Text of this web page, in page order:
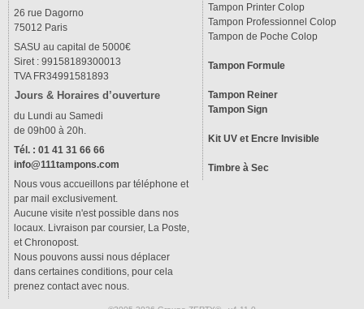
26 rue Dagorno
75012 Paris
SASU au capital de 5000€
Siret : 99158189300013
TVA FR34991581893
Jours & Horaires d’ouverture
du Lundi au Samedi
de 09h00 à 20h.
Tél. : 01 41 31 66 66
info@111tampons.com
Nous vous accueillons par téléphone et
par mail exclusivement.
Aucune visite n'est possible dans nos
locaux. Livraison par coursier, La Poste,
et Chronopost.
Nous pouvons aussi nous déplacer
dans certaines conditions, pour cela
prenez contact avec nous.
Tampon Printer Colop
Tampon Professionnel Colop
Tampon de Poche Colop
Tampon Formule
Tampon Reiner
Tampon Sign
Kit UV et Encre Invisible
Timbre à Sec